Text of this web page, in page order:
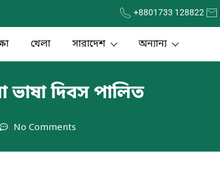
+8801733 128822
খেলা সারাদেশ অন্যান্য
ভাষা দিবস পালিত
No Comments